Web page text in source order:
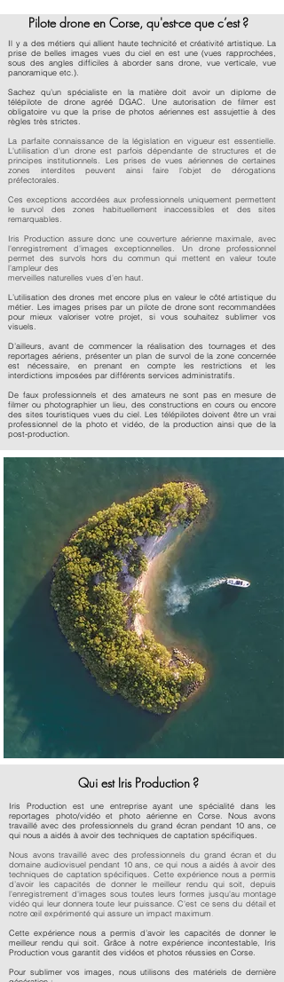
Il y a des métiers qui allient haute technicité et créativité artistique. La
prise de belles images vues du ciel en est une (vues rapprochées,
sous des angles difficiles à aborder sans drone, vue verticale, vue
panoramique etc.).
Sachez qu’un spécialiste en la matière doit avoir un diplome de
télépilote de drone agréé DGAC. Une autorisation de filmer est
obligatoire vu que la prise de photos aériennes est assujettie à des
règles très strictes.
La parfaite connaissance de la législation en vigueur est essentielle.
L'utilisation d'un drone est parfois dépendante de structures et de
principes institutionnels. Les prises de vues aériennes de certaines
zones interdites peuvent ainsi faire l'objet de dérogations
préfectorales.
Ces exceptions accordées aux professionnels uniquement permettent
le survol des zones habituellement inaccessibles et des sites
remarquables.
Iris Production assure donc une couverture aérienne maximale, avec
l'enregistrement d'images exceptionnelles. Un drone professionnel
permet des survols hors du commun qui mettent en valeur toute
l'ampleur des
merveilles naturelles vues d'en haut.
L’utilisation des drones met encore plus en valeur le côté artistique du
métier. Les images prises par un pilote de drone sont recommandées
pour mieux valoriser votre projet, si vous souhaitez sublimer vos
visuels.
D’ailleurs, avant de commencer la réalisation des tournages et des
reportages aériens, présenter un plan de survol de la zone concernée
est nécessaire, en prenant en compte les restrictions et les
interdictions imposées par différents services administratifs.
De faux professionnels et des amateurs ne sont pas en mesure de
filmer ou photographier un lieu, des constructions en cours ou encore
des sites touristiques vues du ciel. Les télépilotes doivent être un vrai
professionnel de la photo et vidéo, de la production ainsi que de la
post-production.
Pilote drone en Corse, qu'est-ce que c’est ?
Qui est Iris Production ?
Iris Production est une entreprise ayant une spécialité dans les
reportages photo/vidéo et photo aérienne en Corse. Nous avons
travaillé avec des professionnels du grand écran pendant 10 ans, ce
qui nous a aidés à avoir des techniques de captation spécifiques.
Nous avons travaillé avec des professionnels du grand écran et du
domaine audiovisuel pendant 10 ans, ce qui nous a aidés à avoir des
techniques de captation spécifiques. Cette expérience nous a permis
d’avoir les capacités de donner le meilleur rendu qui soit, depuis
l'enregistrement d'images sous toutes leurs formes jusqu'au montage
vidéo qui leur donnera toute leur puissance. C'est ce sens du détail et
notre œil expérimenté qui assure un impact maximum
Cette expérience nous a permis d’avoir les capacités de donner le
meilleur rendu qui soit. Grâce à notre expérience incontestable, Iris
Production vous garantit des vidéos et photos réussies en Corse.
Pour sublimer vos images, nous utilisons des matériels de dernière